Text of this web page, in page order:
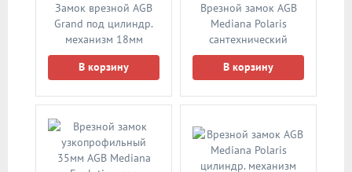
Замок врезной AGB
Grand под цилиндр.
механизм 18мм
(хром) без ответной
планки
В корзину
Врезной замок AGB
Mediana Polaris
сантехнический
(сатин хром) без
ответной планки
В корзину